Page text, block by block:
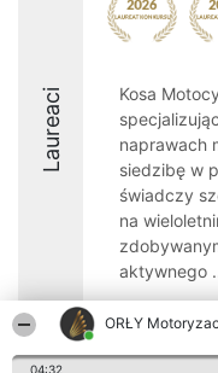
ORŁY
04:32
Laureaci
Kosa
naprawach
siedzibę w
świadczy
na
aktywnego
9.6